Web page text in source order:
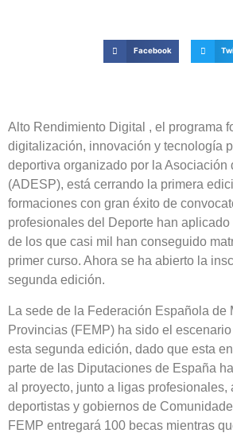
Facebook
Alto Rendimiento Digital , el programa
digitalización, innovación y tecnología
deportiva organizado por la Asociación
(ADESP), está cerrando la primera
formaciones con gran éxito de
profesionales del Deporte han
de los que casi mil han conseguido
primer curso. Ahora se ha abierto la
segunda edición.
La sede de la Federación Española de
Provincias (FEMP) ha sido el
esta segunda edición, dado que esta
parte de las Diputaciones de España
al proyecto, junto a ligas profesionales,
deportistas y gobiernos de
FEMP entregará 100 becas mientras